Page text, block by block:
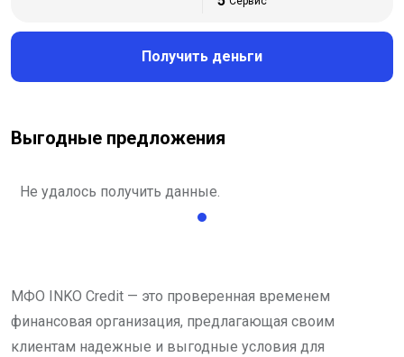
Получить деньги
Выгодные предложения
Не удалось получить данные.
МФО INKO Credit — это проверенная временем
финансовая организация, предлагающая своим
клиентам надежные и выгодные условия для